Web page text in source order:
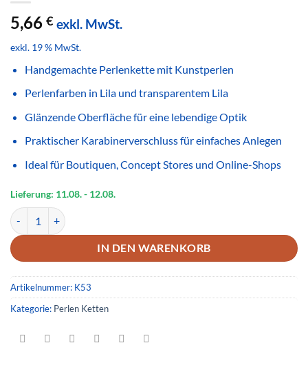
5,66 € exkl. MwSt.
exkl. 19 % MwSt.
Handgemachte Perlenkette mit Kunstperlen
Perlenfarben in Lila und transparentem Lila
Glänzende Oberfläche für eine lebendige Optik
Praktischer Karabinerverschluss für einfaches Anlegen
Ideal für Boutiquen, Concept Stores und Online-Shops
Lieferung: 11.08.- 12.08.
Handgemachte Perlenkette Lila Transparent Glänzend mit
IN DEN WARENKORB
Artikelnummer: K53
Kategorie: Perlen Ketten